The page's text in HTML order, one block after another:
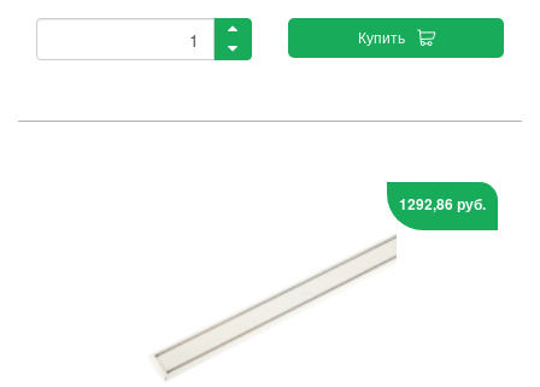
Купить
1292,86 руб.